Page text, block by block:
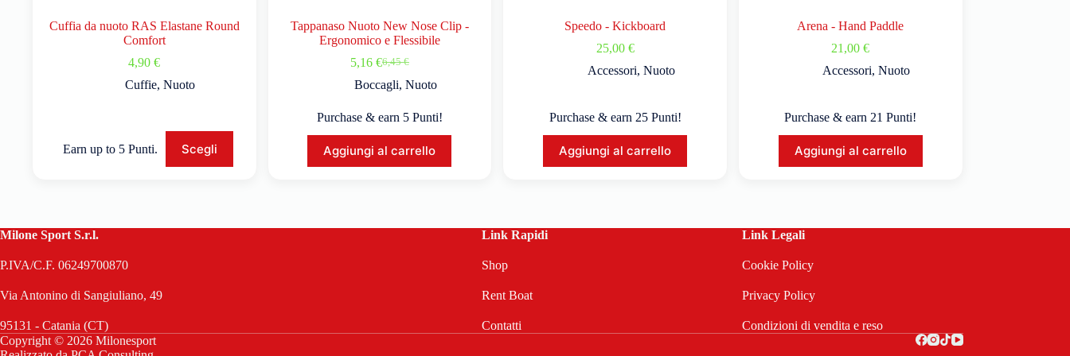
Cuffia da nuoto RAS Elastane Round
Comfort
4,90€
Cuffie,Nuoto
Earn up to 5 Punti. Scegli
Tappanaso Nuoto New Nose Clip -
Ergonomico e Flessibile
6,45€
5,16 €
Boccagli, Nuoto
Purchase & earn 5 Punti!
Aggiungi al carrello
Speedo - Kickboard
25,00 €
Accessori, Nuoto
Purchase & earn 25 Punti!
Aggiungi al carrello
Arena - Hand Paddle
21,00€
Accessori,Nuoto
Purchase & earn 21 Punti!
Aggiungi al carrello
Milone Sport S.r.l.
P.IVA/C.F. 06249700870
Via Antonino di Sangiuliano, 49
95131 - Catania (CT)
Link Rapidi
Shop
Rent Boat
Contatti
Link Legali
Cookie Policy
Privacy Policy
Condizioni di vendita e reso
Copyright © 2026 Milonesport